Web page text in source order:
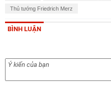
Thủ tướng Friedrich Merz
BÌNH LUẬN